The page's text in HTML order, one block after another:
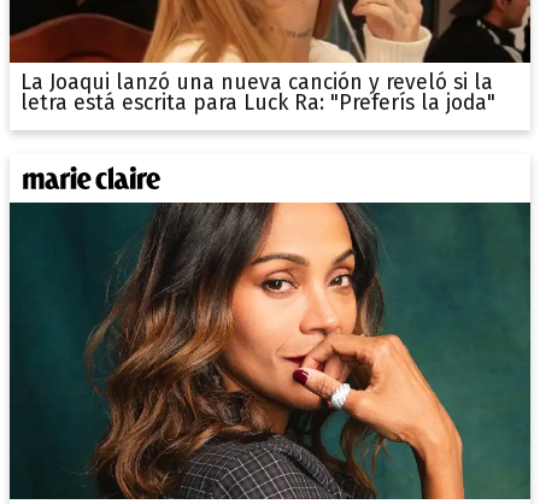
La Joaqui lanzó una nueva canción y reveló si la
letra está escrita para Luck Ra: "Preferís la joda"